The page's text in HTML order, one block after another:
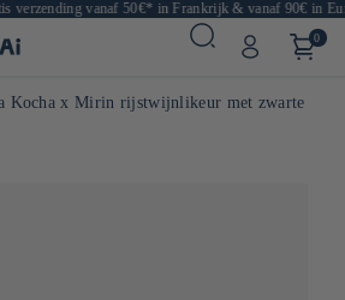
verzending vanaf 50€* in Frankrijk & vanaf 90€ in
0
Kocha x Mirin rijstwijnlikeur met zwarte